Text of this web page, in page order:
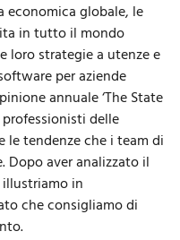
economica globale, le
in tutto il mondo
loro strategie a utenze e
per aziende
annuale ‘The State
delle
tendenze che i team di
Dopo aver analizzato il
in
che consigliamo di